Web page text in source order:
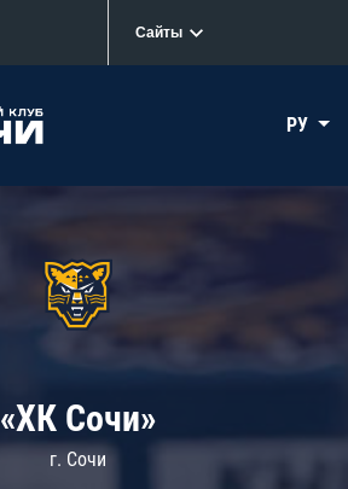
Сайты
РУ
«ХК Сочи»
г. Сочи